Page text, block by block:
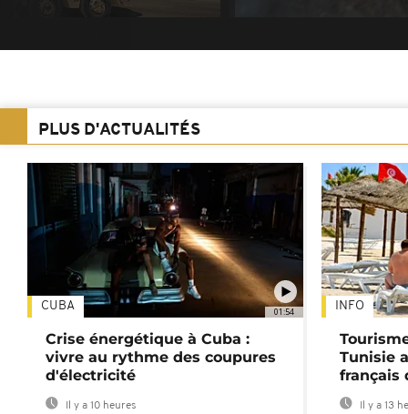
PLUS D'ACTUALITÉS
01:54
CUBA
Crise énergétique à Cuba :
vivre au rythme des coupures
d'électricité
Il y a 10 heures
INFO
Tunisie
français
Il y a 13